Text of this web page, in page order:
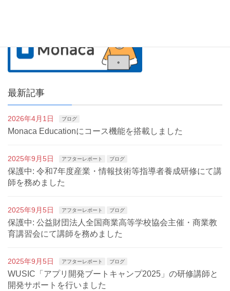
最新記事
2026年4月1日 ブログ
Monaca Educationにコース機能を搭載しました
2025年9月5日 アフターレポート ブログ
保護中: 令和7年度産業・情報技術等指導者養成研修にて講
師を務めました
2025年9月5日 アフターレポート ブログ
保護中: 公益財団法人全国商業高等学校協会主催・商業教
育講習会にて講師を務めました
2025年9月5日 アフターレポート ブログ
WUSIC「アプリ開発ブートキャンプ2025」の研修講師と
開発サポートを行いました